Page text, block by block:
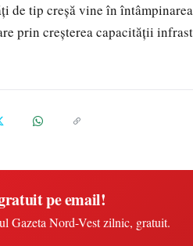
de tip creșă vine în
prin creșterea capacității
pe email!
Gazeta Nord-Vest zilnic, gratuit.